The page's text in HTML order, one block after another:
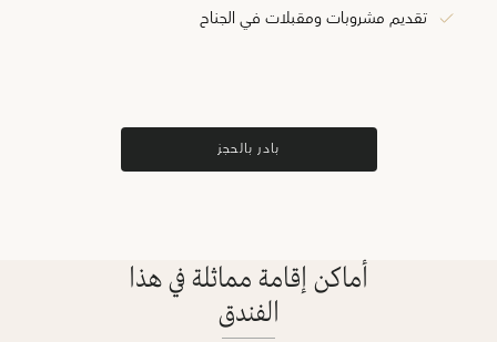
تقديم مشروبات ومقبلات في الجناح
بادر بالحجز
أماكن إقامة مماثلة في هذا
الفندق